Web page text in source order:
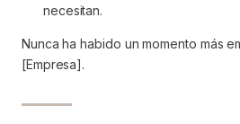
necesitan.
Nunca ha habido un momento más
[Empresa].